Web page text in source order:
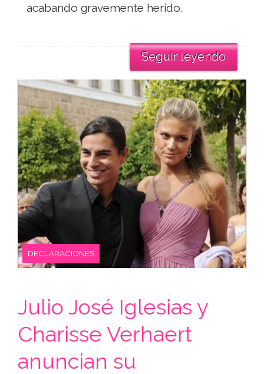
acabando gravemente herido.
Seguir leyendo
DECLARACIONES
Julio José Iglesias y
Charisse Verhaert
anuncian su